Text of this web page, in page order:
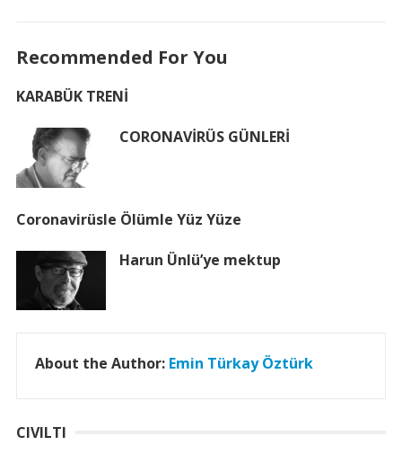
Recommended For You
KARABÜK TRENİ
CORONAVİRÜS GÜNLERİ
Coronavirüsle Ölümle Yüz Yüze
Harun Ünlü’ye mektup
About the Author: Emin Türkay Öztürk
CIVILTI